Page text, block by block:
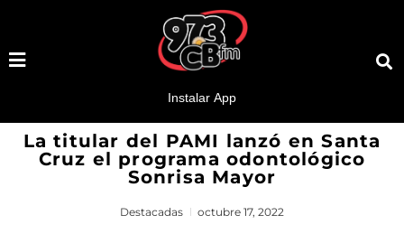
La titular del PAMI lanzó en Santa
Cruz el programa odontológico
Sonrisa Mayor
Destacadas octubre 17, 2022